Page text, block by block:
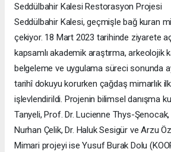
Seddülbahir Kalesi Restorasyon Projesi
Seddülbahir Kalesi, geçmişle bağ kuran
çekiyor. 18 Mart 2023 tarihinde ziyarete
kapsamlı akademik araştırma, arkeolojik
belgeleme ve uygulama süreci sonunda
tarihî dokuyu korurken çağdaş mimarlık
işlevlendirildi. Projenin bilimsel danışma
Tanyeli, Prof. Dr. Lucienne Thys-
Nurhan Çelik, Dr. Haluk Sesigür ve Arzu
Mimari projeyi ise Yusuf Burak Dolu